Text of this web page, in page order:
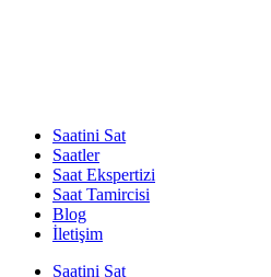
Saatini Sat
Saatler
Saat Ekspertizi
Saat Tamircisi
Blog
İletişim
Saatini Sat